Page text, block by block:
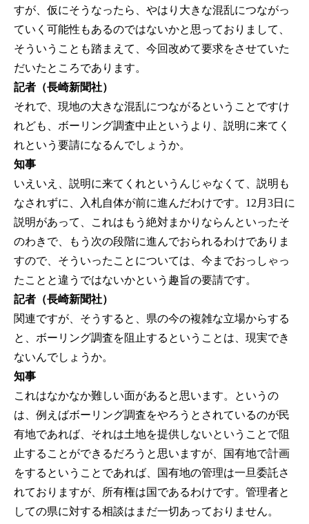
すが、仮にそうなったら、やはり大きな混乱につながっ
ていく可能性もあるのではないかと思っておりまして、
そういうことも踏まえて、今回改めて要求をさせていた
だいたところであります。
記者（長崎新聞社）
それで、現地の大きな混乱につながるということですけ
れども、ボーリング調査中止というより、説明に来てく
れという要請になるんでしょうか。
知事
いえいえ、説明に来てくれというんじゃなくて、説明も
なされずに、入札自体が前に進んだわけです。12月3日に
説明があって、これはもう絶対まかりならんといったそ
のわきで、もう次の段階に進んでおられるわけでありま
すので、そういったことについては、今までおっしゃっ
たことと違うではないかという趣旨の要請です。
記者（長崎新聞社）
関連ですが、そうすると、県の今の複雑な立場からする
と、ボーリング調査を阻止するということは、現実でき
ないんでしょうか。
知事
これはなかなか難しい面があると思います。というの
は、例えばボーリング調査をやろうとされているのが民
有地であれば、それは土地を提供しないということで阻
止することができるだろうと思いますが、国有地で計画
をするということであれば、国有地の管理は一旦委託さ
れておりますが、所有権は国であるわけです。管理者と
しての県に対する相談はまだ一切あっておりません。